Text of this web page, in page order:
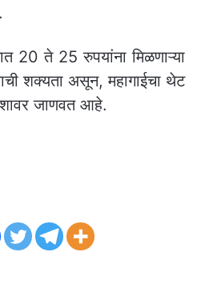
20 ते 25 रुपयांना मिळणाऱ्या
शक्यता असून, महागाईचा थेट
जाणवत आहे.